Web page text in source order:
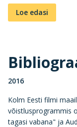
Loe edasi
2016
Kolm Eesti filmi
võistlusprogrammis
tagasi vabana" ja